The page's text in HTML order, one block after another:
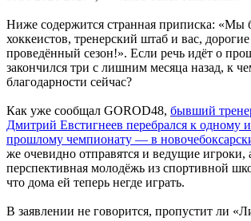
Ниже содержится странная приписка: «Мы
хоккеистов, тренерский штаб и вас,
проведённый сезон!». Если речь идёт о
закончился три с лишним месяца назад, к
благодарности сейчас?
Как уже сообщал GOROD48, бывший
Дмитрий Евстигнеев перебрался к одному
прошлому чемпионату — в
же очевидно отправятся и ведущие игроки,
перспективная молодёжь из спортивной
что дома ей теперь негде играть.
В заявлении не говорится, пропустит ли